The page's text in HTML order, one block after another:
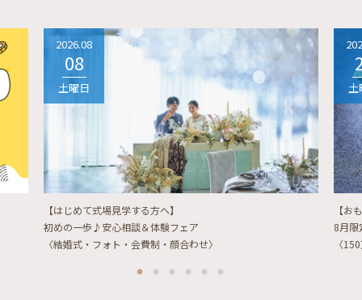
2026.08
08
土曜日
【はじめて式場見学する方へ】
初めの一歩♪安心相談＆体験フェア
〈結婚式・フォト・会費制・顔合わせ〉
土
【お
8月限
〈